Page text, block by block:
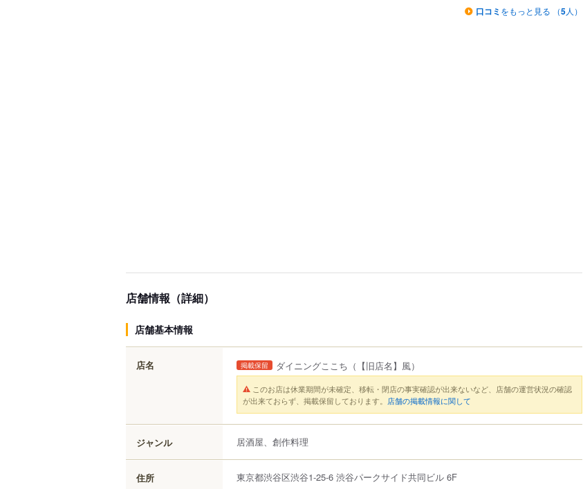
口コミ をもっと見る （5人）
店舗情報（詳細）
店舗基本情報
店名 掲載保留 ダイニングここち （【旧店名】風）
このお店は休業期間が未確定、移転・閉店の事実確認が出来ないなど、店舗の運営状況の確認
が出来ておらず、掲載保留しております。 店舗の掲載情報に関して
ジャンル 居酒屋、創作料理
住所 東京都渋谷区渋谷1-25-6 渋谷パークサイド共同ビル 6F